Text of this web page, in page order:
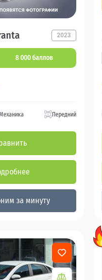
2023
8 000 баллов
Передний
за минуту